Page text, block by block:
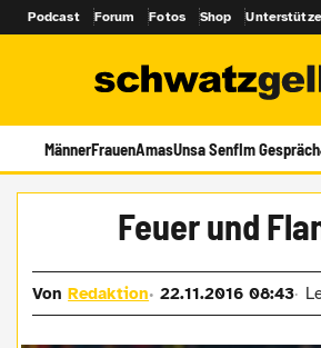
Podcast Forum Fotos Shop
MännerFrauenAmasUnsa SenfIm Gespräch
Feuer und
VonRedaktion 22.11.2016 08:43